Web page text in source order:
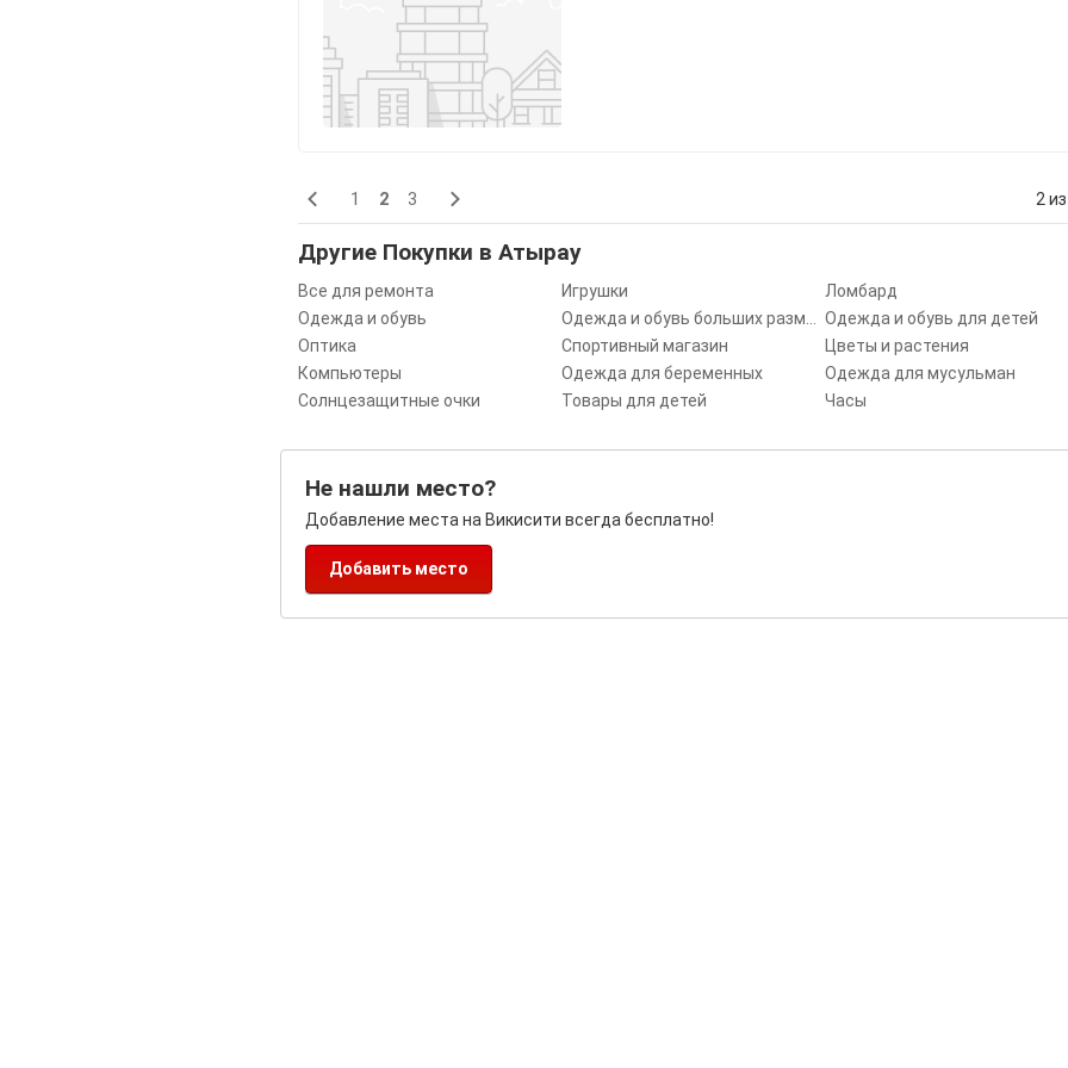
1 2 3 2
Другие Покупки в Атырау
Все для ремонта Игрушки
Ломбард
Одежда и обувь
Одежда и обувь для детей
Оптика
Спортивный магазин
Цветы и растения
Компьютеры
Одежда для беременных
Одежда для мусульман
Солнцезащитные очки
Товары для детей Часы
Не нашли место?
Добавление места на Викисити всегда бесплатно!
Добавить место